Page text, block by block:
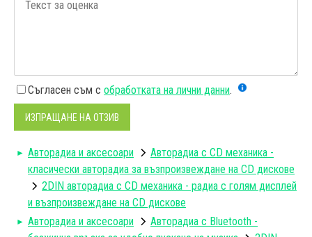
Съгласен съм с обработката на лични данни.
ИЗПРАЩАНЕ НА ОТЗИВ
Авторадиa и аксесоари
Авторадиа с CD механика -
класически авторадиа за възпроизвеждане на CD дискове
2DIN авторадиа с CD механика - радиа с голям дисплей
и възпроизвеждане на CD дискове
Авторадиa и аксесоари
Авторадиа с Bluetooth -